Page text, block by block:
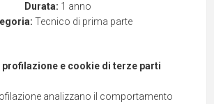
Durata: 1 anno
Tecnico di prima parte
profilazione e cookie di terze parti
analizzano il comportamento